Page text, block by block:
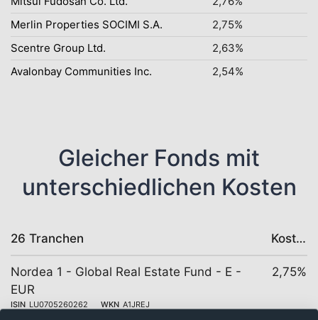
Merlin Properties SOCIMI S.A.
2,75%
Scentre Group Ltd.
2,63%
Avalonbay Communities Inc.
2,54%
Gleicher Fonds mit
unterschiedlichen Kosten
26 Tranchen Kosten
Nordea 1 - Global Real Estate Fund - E -
EUR
ISIN LU0705260262 WKN A1JREJ
2,75%